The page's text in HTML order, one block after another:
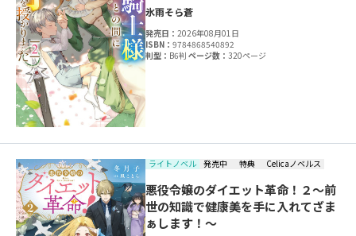
氷雨そら蒼
発売日：2026年08月01日
ISBN：9784868540892
判型： B6判ページ数：320ページ
ライトノベル 発売中 特典 Celicaノベルス
悪役令嬢のダイエット革命！２～前
世の知識で健康美を手に入れてざま
ぁします！～